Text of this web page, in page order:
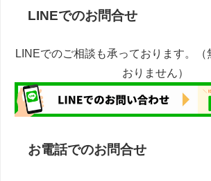
LINEでのお問合せ
LINEでのご相談も承っております。
おりません）
お電話でのお問合せ